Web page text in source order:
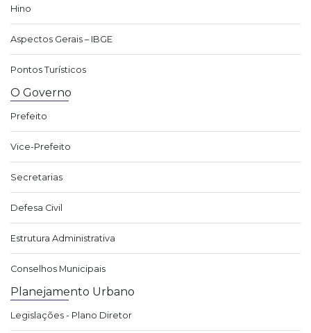
Hino
Aspectos Gerais – IBGE
Pontos Turísticos
O Governo
Prefeito
Vice-Prefeito
Secretarias
Defesa Civil
Estrutura Administrativa
Conselhos Municipais
Planejamento Urbano
Legislações - Plano Diretor